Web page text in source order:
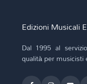
Edizioni Musicali
Dal 1995 al
qualità per musicisti